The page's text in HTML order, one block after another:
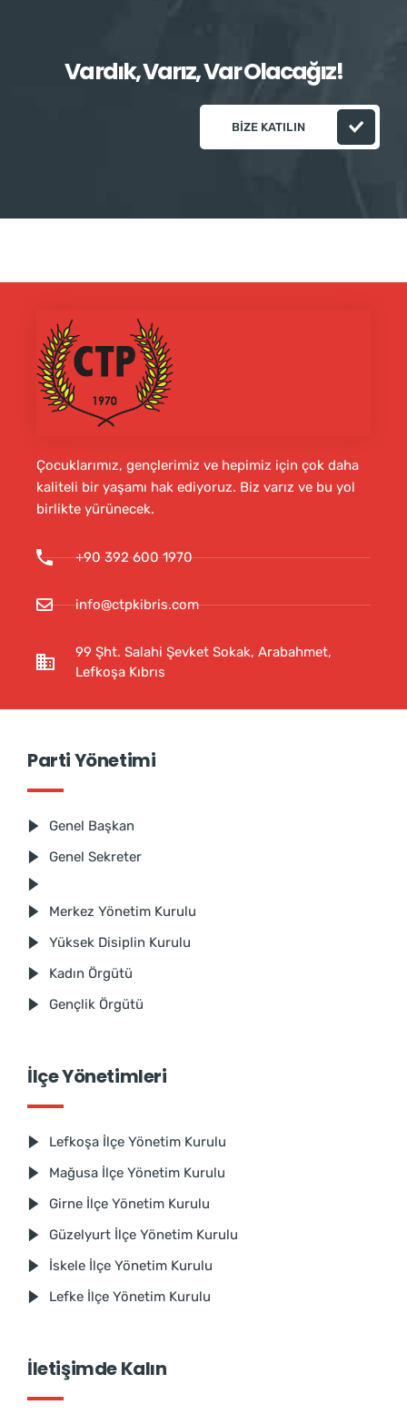
Vardık, Varız, Var Olacağız!
BIZE KATILIN
Çocuklarımız, gençlerimiz ve hepimiz için çok daha
kaliteli bir yaşamı hak ediyoruz. Biz varız ve bu yol
birlikte yürünecek.
+90 392 600 1970
info@ctpkibris.com
99 Şht. Salahi Şevket Sokak, Arabahmet,
Lefkoşa Kıbrıs
Parti Yönetimi
Genel Başkan
Genel Sekreter
Merkez Yönetim Kurulu
Yüksek Disiplin Kurulu
Kadın Örgütü
Gençlik Örgütü
İlçe Yönetimleri
Lefkoşa İlçe Yönetim Kurulu
Mağusa İlçe Yönetim Kurulu
Girne İlçe Yönetim Kurulu
Güzelyurt İlçe Yönetim Kurulu
İskele İlçe Yönetim Kurulu
Lefke İlçe Yönetim Kurulu
İletişimde Kalın